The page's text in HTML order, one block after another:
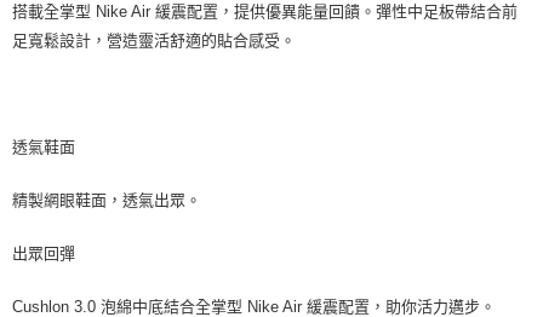
搭載全掌型 Nike Air 緩震配置，提供優異能量回饋。彈性中足板帶結合前
足寬鬆設計，營造靈活舒適的貼合感受。
透氣鞋面
精製網眼鞋面，透氣出眾。
出眾回彈
Cushlon 3.0 泡綿中底結合全掌型 Nike Air 緩震配置，助你活力邁步。